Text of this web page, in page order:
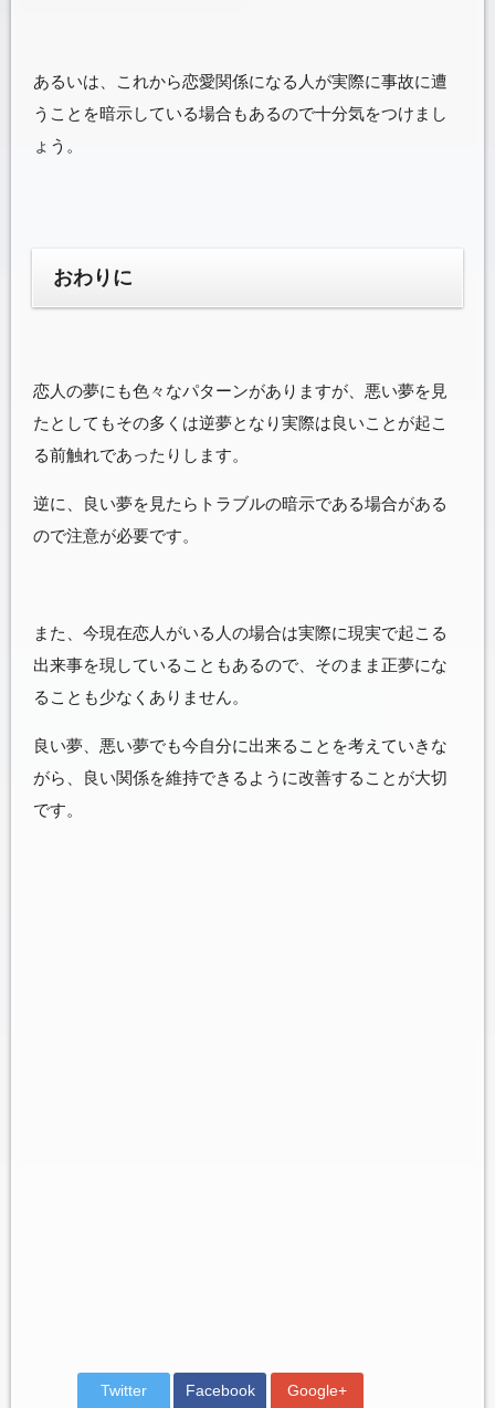
あるいは、これから恋愛関係になる人が実際に事故に遭
うことを暗示している場合もあるので十分気をつけまし
ょう。
おわりに
恋人の夢にも色々なパターンがありますが、悪い夢を見
たとしてもその多くは逆夢となり実際は良いことが起こ
る前触れであったりします。
逆に、良い夢を見たらトラブルの暗示である場合がある
ので注意が必要です。
また、今現在恋人がいる人の場合は実際に現実で起こる
出来事を現していることもあるので、そのまま正夢にな
ることも少なくありません。
良い夢、悪い夢でも今自分に出来ることを考えていきな
がら、良い関係を維持できるように改善することが大切
です。
Twitter Facebook Google+